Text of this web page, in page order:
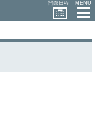
開館日程 MENU